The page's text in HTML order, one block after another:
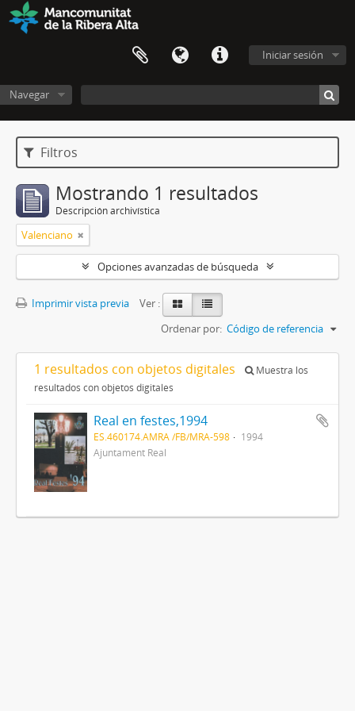
Iniciar sesión
Navegar
Filtros
Mostrando 1 resultados
Descripción archivística
Valenciano
Opciones avanzadas de búsqueda
Imprimir vista previa
Ver :
Ordenar por: Código de referencia
1 resultados con objetos digitales
Muestra los
resultados con objetos digitales
Real en festes,1994
ES.460174.AMRA /FB/MRA-598
1994
Ajuntament Real